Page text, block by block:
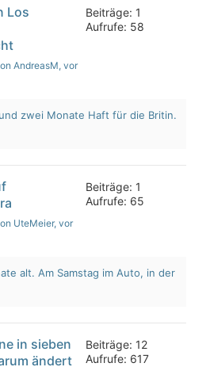
Los
AndreasM, vor
Beiträge: 1
Aufrufe: 58
zwei Monate Haft für die Britin.
UteMeier, vor
Beiträge: 1
Aufrufe: 65
alt. Am Samstag im Auto, in der
in sieben
ändert
Beiträge: 12
Aufrufe: 617